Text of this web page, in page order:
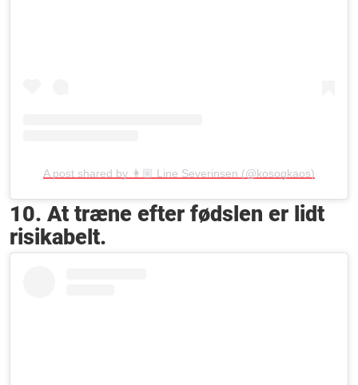
A post shared by 👩🏼 Line Severinsen (@kosogkaos)
10. At træne efter fødslen er lidt
risikabelt.